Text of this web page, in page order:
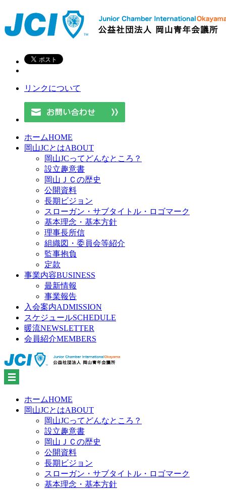
リンクについて
ホームHOME
岡山JCとはABOUT
岡山JCってどんなところ？
設立趣意書
岡山ＪＣの歴史
公開資料
長期ビジョン
スローガン・サブタイトル・ロゴマーク
基本理念・基本方針
理事長所信
組織図・委員会等紹介
監事抱負
定款
事業内容BUSINESS
最新情報
事業報告
入会案内ADMISSION
スケジュールSCHEDULE
暖流NEWSLETTER
会員紹介MEMBERS
ホームHOME
岡山JCとはABOUT
岡山JCってどんなところ？
設立趣意書
岡山ＪＣの歴史
公開資料
長期ビジョン
スローガン・サブタイトル・ロゴマーク
基本理念・基本方針